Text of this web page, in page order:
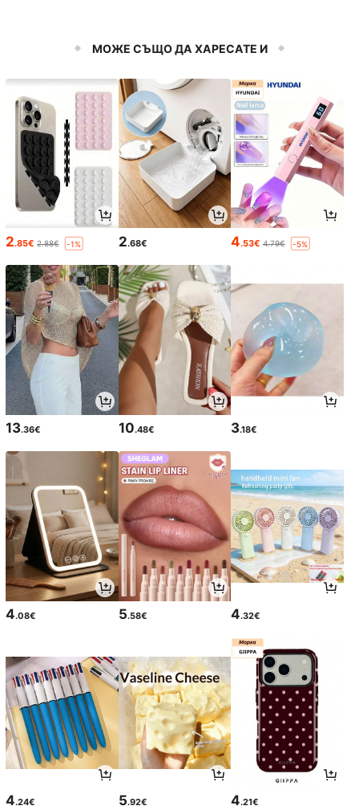
МОЖЕ СЪЩО ДА ХАРЕСАТЕ И
2.85€ 2.88€ -1% 2.68€ 4.53€ 4.79€ -5%
13.36€ 10.48€ 3.18€
4.08€ 5.58€ 4.32€
4.24€ 5.92€ 4.21€